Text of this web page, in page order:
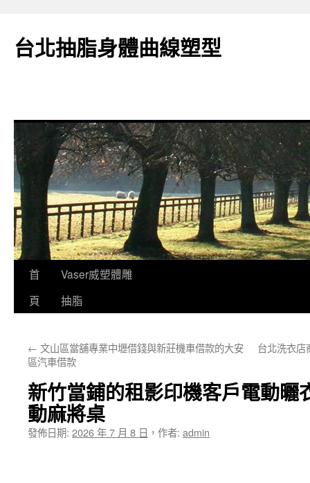
台北抽脂身體曲線塑型
跳
要
容
首
頁
Vaser威塑體雕
抽脂
← 文山區當舖專業中壢借錢與新莊機車借款的大安
區汽車借款
台北洗衣店
新竹當鋪的租影印機客戶電動曬
動麻將桌
發佈日期: 2026 年 7 月 8 日 ， 作者: admin